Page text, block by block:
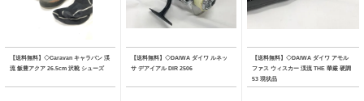
【送料無料】◇Caravan キャラバン 渓
流 飯豊アクア 26.5cm 沢靴 シューズ
【送料無料】◇DAIWA ダイワ ルネッ
サ デアイアル DIR 2506
【送料無料】◇DAIWA ダイワ アモル
ファス ウィスカー 渓流 THE 華厳 硬調
53 現状品